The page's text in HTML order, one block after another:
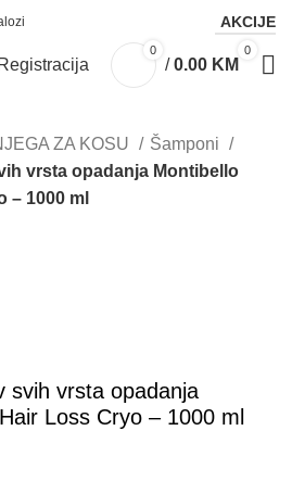
AKCIJE
0 0
/ 0.00 KM
ZA KOSU
Šamponi
vrsta opadanja Montibello
– 1000 ml
svih vrsta opadanja
Loss Cryo – 1000 ml